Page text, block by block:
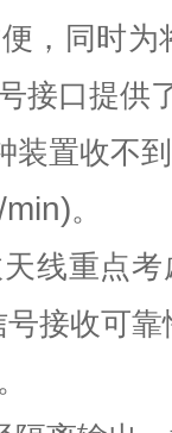
，同时为
接口提供
装置收不
。
天线重点
号接收可